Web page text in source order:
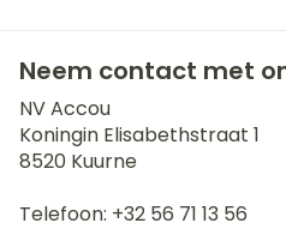
Neem contact met
NV Accou
Koningin Elisabethstraat 1
8520 Kuurne
Telefoon: +32 56 71 13 56